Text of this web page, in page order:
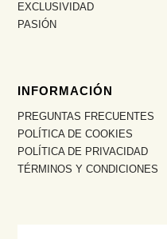
EXCLUSIVIDAD
PASIÓN
INFORMACIÓN
PREGUNTAS FRECUENTES
POLÍTICA DE COOKIES
POLÍTICA DE PRIVACIDAD
TÉRMINOS Y CONDICIONES